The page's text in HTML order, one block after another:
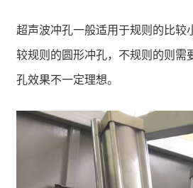
超声波冲孔一般适用于规则的比较
较规则的圆形冲孔，不规则的则需
孔效果不一定理想。